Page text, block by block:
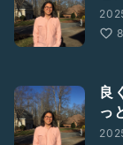
8
良
っ